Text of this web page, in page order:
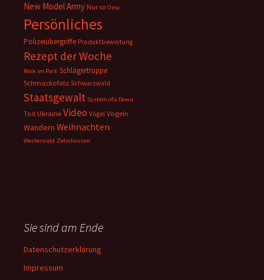
New Model Army Nur so Oma
Persönliches
Polizeiübergriffe Produktbewertung
Rezept der Woche
Rock im Park Schlägertruppe
Schmackofatz Schwarzwald
Staatsgewalt System of a Down
Tod Ukraine Video Vögel Vögeln
Wandern Weihnachten
Westerwald Zehnhausen
Sie sind am Ende
Datenschutzerklärung
Impressum